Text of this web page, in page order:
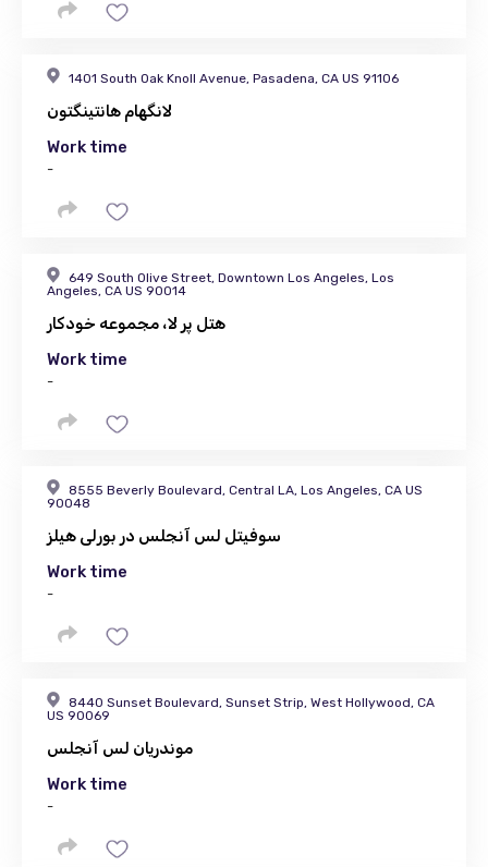
1401 South Oak Knoll Avenue, Pasadena, CA US 91106
لانگهام هانتینگتون
Work time
-
649 South Olive Street, Downtown Los Angeles, Los
Angeles, CA US 90014
هتل پر لا، مجموعه خودکار
Work time
-
8555 Beverly Boulevard, Central LA, Los Angeles, CA US
90048
سوفیتل لس آنجلس در بورلی هیلز
Work time
-
8440 Sunset Boulevard, Sunset Strip, West Hollywood, CA
US 90069
موندریان لس آنجلس
Work time
-